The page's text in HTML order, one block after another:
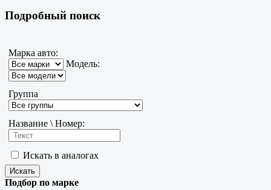
Подробный поиск
Марка авто:
Модель:
Группа
Название \ Номер:
Искать в аналогах
Подбор по марке